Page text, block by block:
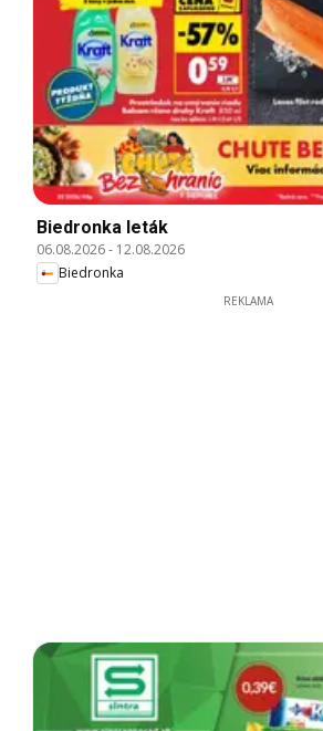
Biedronka leták
06.08.2026- 12.08.2026
Biedronka
REKLAMA